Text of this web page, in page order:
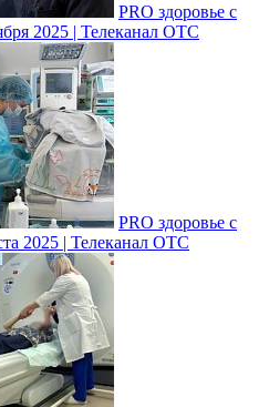
PRO здоровье с
2025 | Телеканал ОТС
PRO здоровье с
2025 | Телеканал ОТС